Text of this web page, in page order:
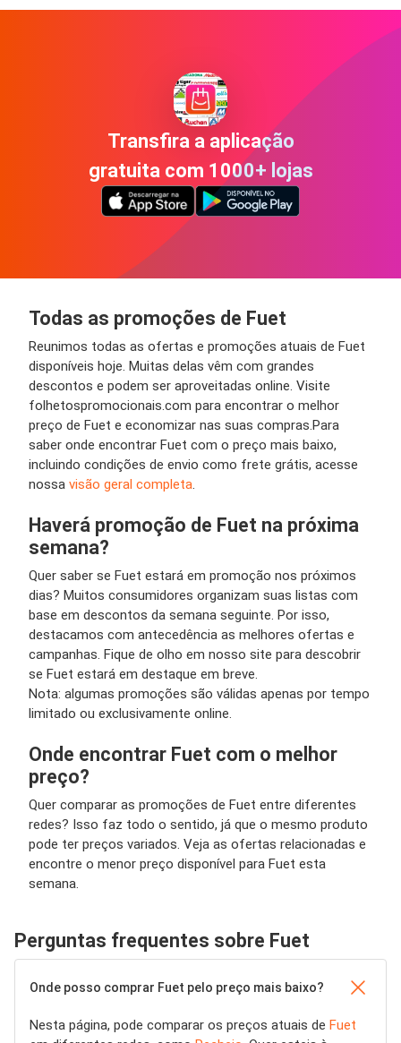
Transfira a aplicação
gratuita com 1000+ lojas
Todas as promoções de Fuet
Reunimos todas as ofertas e promoções atuais de Fuet
disponíveis hoje. Muitas delas vêm com grandes
descontos e podem ser aproveitadas online. Visite
folhetospromocionais.com para encontrar o melhor
preço de Fuet e economizar nas suas compras.Para
saber onde encontrar Fuet com o preço mais baixo,
incluindo condições de envio como frete grátis, acesse
nossa visão geral completa.
Haverá promoção de Fuet na próxima
semana?
Quer saber se Fuet estará em promoção nos próximos
dias? Muitos consumidores organizam suas listas com
base em descontos da semana seguinte. Por isso,
destacamos com antecedência as melhores ofertas e
campanhas. Fique de olho em nosso site para descobrir
se Fuet estará em destaque em breve.
Nota: algumas promoções são válidas apenas por tempo
limitado ou exclusivamente online.
Onde encontrar Fuet com o melhor
preço?
Quer comparar as promoções de Fuet entre diferentes
redes? Isso faz todo o sentido, já que o mesmo produto
pode ter preços variados. Veja as ofertas relacionadas e
encontre o menor preço disponível para Fuet esta
semana.
Perguntas frequentes sobre Fuet
Onde posso comprar Fuet pelo preço mais baixo?
Nesta página, pode comparar os preços atuais de Fuet